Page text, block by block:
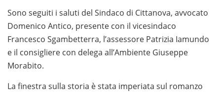
Sono seguiti i saluti del Sindaco di Cittanova, avvocato
Domenico Antico, presente con il vicesindaco
Francesco Sgambetterra, l’assessore Patrizia Iamundo
e il consigliere con delega all’Ambiente Giuseppe
Morabito.
La finestra sulla storia è stata imperiata sul romanzo